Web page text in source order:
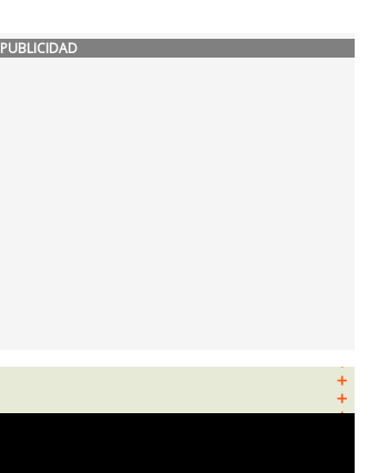
PUBLICIDAD